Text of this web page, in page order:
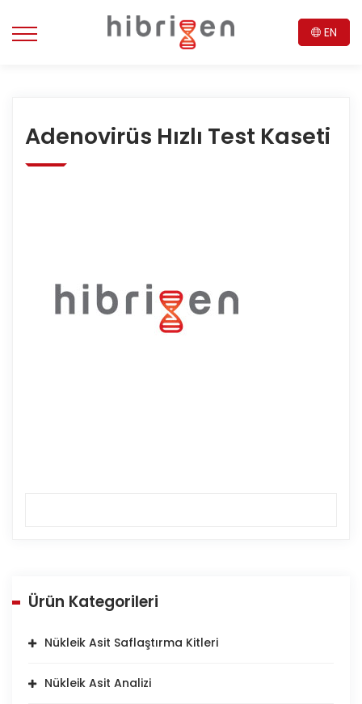
EN
Adenovirüs Hızlı Test Kaseti
Ürün Kategorileri
Nükleik Asit Saflaştırma Kitleri
Nükleik Asit Analizi